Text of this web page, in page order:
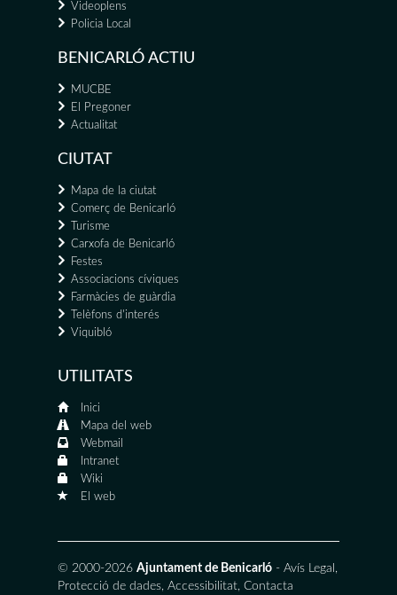
Videoplens
Policia Local
BENICARLÓ ACTIU
MUCBE
El Pregoner
Actualitat
CIUTAT
Mapa de la ciutat
Comerç de Benicarló
Turisme
Carxofa de Benicarló
Festes
Associacions cíviques
Farmàcies de guàrdia
Telèfons d'interés
Viquibló
UTILITATS
Inici
Mapa del web
Webmail
Intranet
Wiki
El web
© 2000-2026 Ajuntament de Benicarló - Avís Legal ,
Protecció de dades, Accessibilitat, Contacta